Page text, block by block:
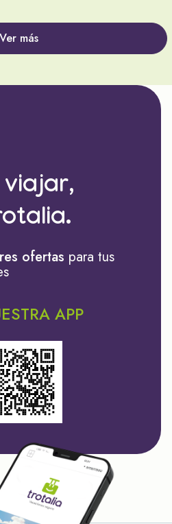
Ver más
viajar,
ofertas para tus
APP